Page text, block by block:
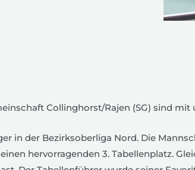
Collinghorst/Rajen (SG) sind
in der Bezirksoberliga Nord. Die
hervorragenden 3. Tabellenplatz.